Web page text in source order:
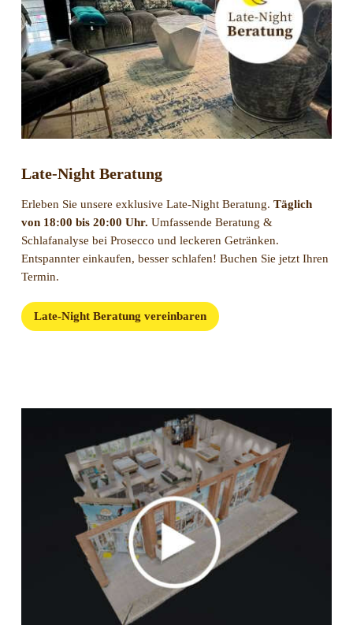
Late-Night Beratung
Erleben Sie unsere exklusive Late-Night Beratung. Täglich
von 18:00 bis 20:00 Uhr. Umfassende Beratung &
Schlafanalyse bei Prosecco und leckeren Getränken.
Entspannter einkaufen, besser schlafen! Buchen Sie jetzt Ihren
Termin.
Late-Night Beratung vereinbaren